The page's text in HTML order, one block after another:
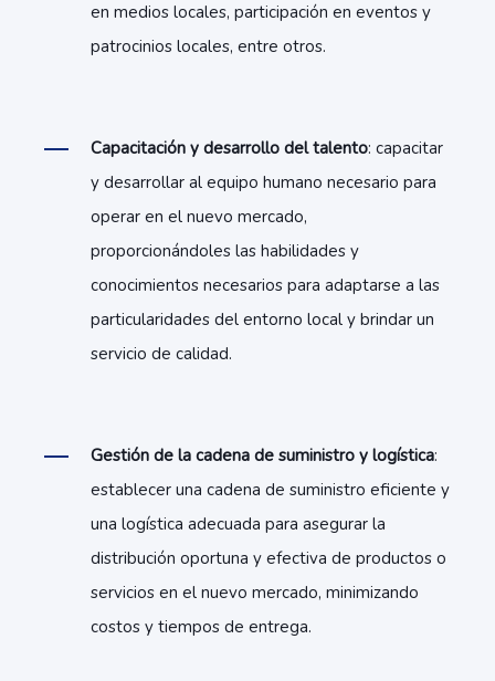
en medios locales, participación en eventos y
patrocinios locales, entre otros.
Capacitación y desarrollo del talento: capacitar
y desarrollar al equipo humano necesario para
operar en el nuevo mercado,
proporcionándoles las habilidades y
conocimientos necesarios para adaptarse a las
particularidades del entorno local y brindar un
servicio de calidad.
Gestión de la cadena de suministro y logística:
establecer una cadena de suministro eficiente y
una logística adecuada para asegurar la
distribución oportuna y efectiva de productos o
servicios en el nuevo mercado, minimizando
costos y tiempos de entrega.